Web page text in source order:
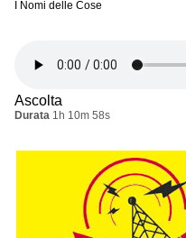
I Nomi delle Cose
Ascolta
Durata 1h 10m 58s